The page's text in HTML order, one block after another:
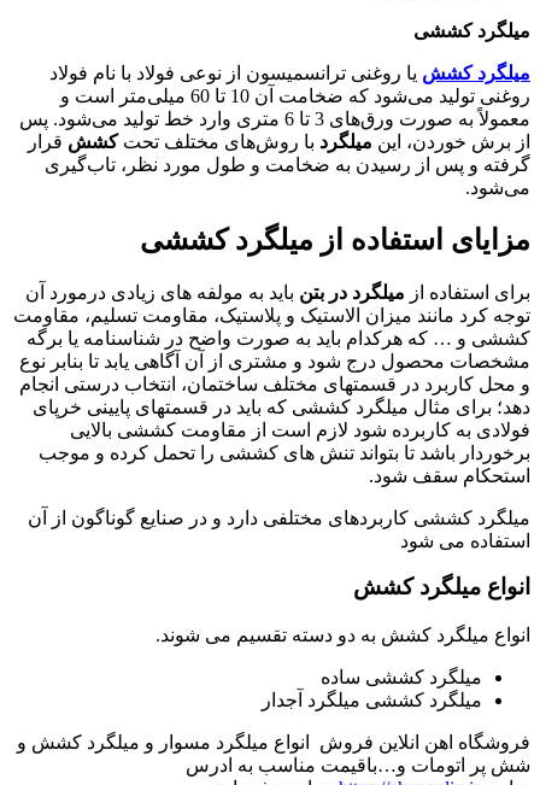
میلگرد کششی
میلگرد کشش یا روغنی ترانسمیسون از نوعی فولاد با نام فولاد
روغنی تولید می‌شود که ضخامت آن 10 تا 60 میلی‌متر است و
معمولاً به صورت ورق‌های 3 تا 6 متری وارد خط تولید می‌شود. پس
از برش خوردن، این میلگرد با روش‌های مختلف تحتکشش قرار
گرفته و پس از رسیدن به ضخامت و طول مورد نظر، تاب‌گیری
می‌شود.
مزایای استفاده از میلگرد کششی
برای استفاده از میلگرد در بتن باید به مولفه های زیادی درمورد آن
توجه کرد مانند میزان الاستیک و پلاستیک، مقاومت تسلیم، مقاومت
کششی و … که هرکدام باید به صورت واضح در شناسنامه یا برگه
مشخصات محصول درج شود و مشتری از آن آگاهی یابد تا بنابر نوع
و محل کاربرد در قسمتهای مختلف ساختمان، انتخاب درستی انجام
دهد؛ برای مثال میلگرد کششی که باید در قسمتهای پایینی خرپای
فولادی به کاربرده شود لازم است از مقاومت کششی بالایی
برخوردار باشد تا بتواند تنش های کششی را تحمل کرده و موجب
استحکام سقف شود.
میلگرد کششی کاربردهای مختلفی دارد و در صنایع گوناگون از آن
استفاده می شود
انواع میلگرد کشش
انواع میلگرد کشش به دو دسته تقسیم می شوند.
میلگرد کششی ساده
میلگرد کششی میلگرد آجدار
فروشگاه اهن انلاین فروش انواع میلگرد مسوار و میلگرد کشش و
شش پر اتومات و…باقیمت مناسب به ادرس